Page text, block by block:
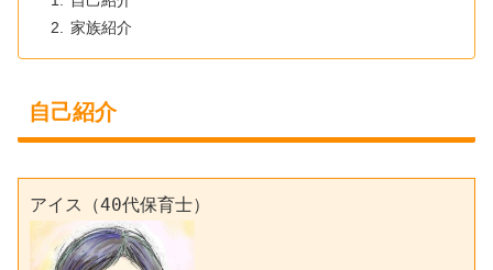
家族紹介
自己紹介
アイス（40代保育士）